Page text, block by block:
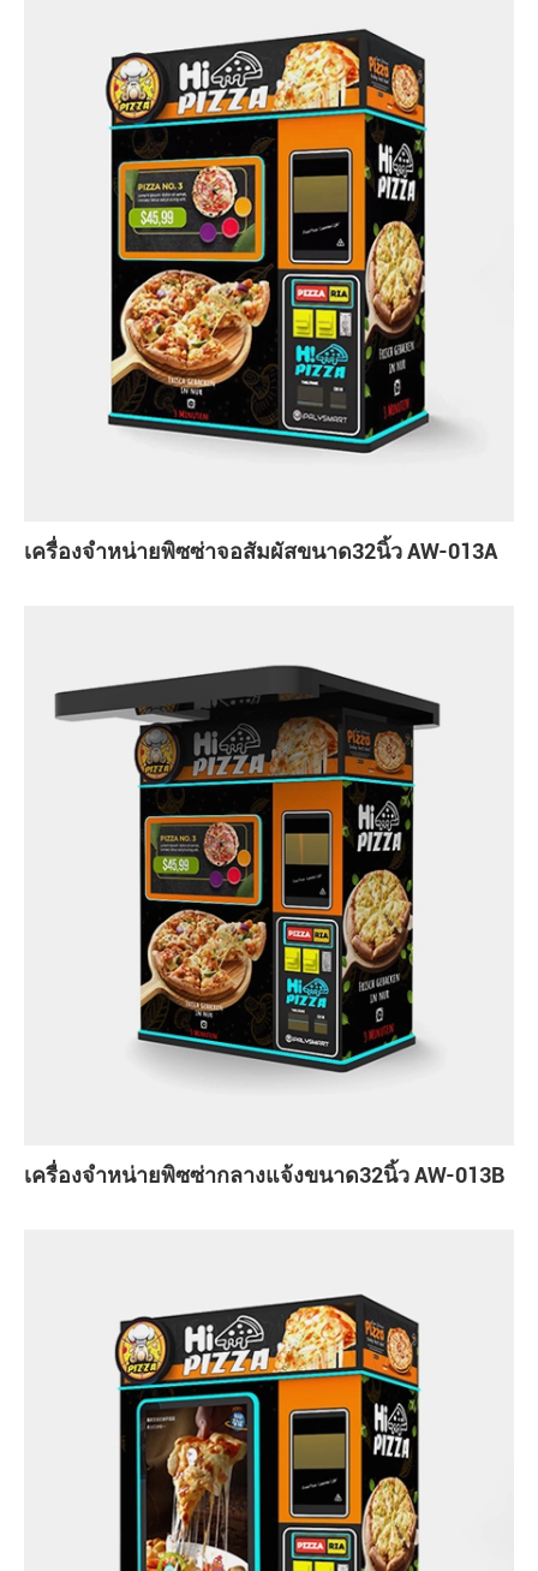
เครื่องจำหน่ายพิซซ่าจอสัมผัสขนาด32นิ้ว AW-013A
เครื่องจำหน่ายพิซซ่ากลางแจ้งขนาด32นิ้ว AW-013B